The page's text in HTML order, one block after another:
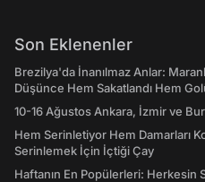
Son Eklenenler
Brezilya'da İnanılmaz Anlar:
Düşünce Hem Sakatlandı Hem
10-16 Ağustos Ankara, İzmir ve
Hem Serinletiyor Hem Damarları
Serinlemek İçin İçtiği Çay
Haftanın En Popülerleri: Herkesin